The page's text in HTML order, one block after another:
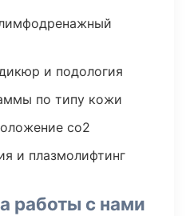
и подология
по типу кожи
co2
и плазмолифтинг
работы с нами